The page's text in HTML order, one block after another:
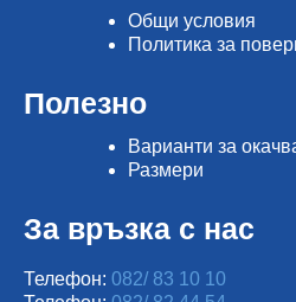
Общи условия
Политика за
Полезно
Варианти за
Размери
За връзка с нас
Телефон: 082/ 83 10 10